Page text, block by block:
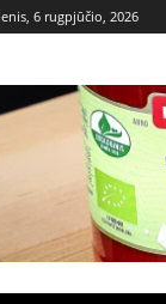
6 rugpjūčio, 2026